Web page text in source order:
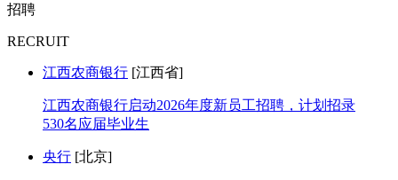
招聘
RECRUIT
江西农商银行 [江西省]
江西农商银行启动2026年度新员工招聘，计划招录
530名应届毕业生
央行 [北京]